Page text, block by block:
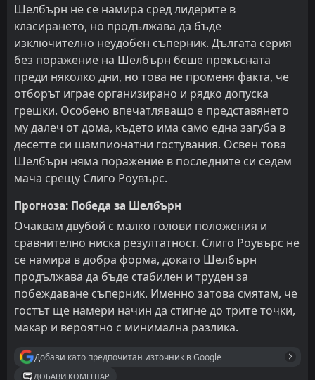
Шелбърн не се намира сред лидерите в
класирането, но продължава да бъде
изключително неудобен съперник. Дългата серия
без поражение на Шелбърн беше прекъсната
преди няколко дни, но това не променя факта, че
отборът играе организирано и рядко допуска
грешки. Особено впечатляващо е представянето
му далеч от дома, където има само една загуба в
десетте си шампионатни гостувания. Освен това
Шелбърн няма поражение в последните си седем
мача срещу Слиго Роувърс.
Прогноза: Победа за Шелбърн
Очаквам двубой с малко голови положения и
сравнително ниска резултатност. Слиго Роувърс не
се намира в добра форма, докато Шелбърн
продължава да бъде стабилен и труден за
побеждаване съперник. Именно затова смятам, че
гостът ще намери начин да стигне до трите точки,
макар и вероятно с минимална разлика.
Добави като предпочитан източник в Google
ДОБАВИ КОМЕНТАР